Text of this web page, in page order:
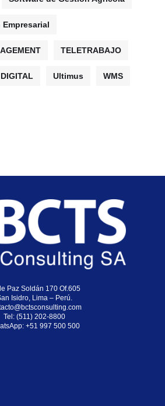
TELETRABAJO
Ultimus WMS
Paz Soldán 170 Of.605
Isidro, Lima – Perú.
Tel: (511) 202-8800
+51 997 500 500